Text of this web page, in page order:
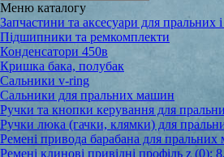
Меню каталогу
Запчастини та аксесуари для
Підшипники та ремкомплекти
Конденсатори 450в
Кришка бака, полубак
Сальники v-ring
Сальники для пральних машин
Ручки та кнопки керування для
Ручки люка (гачки, клямки) для
Ремені привода барабана для
Ремені клинові привідні профіль z (0);